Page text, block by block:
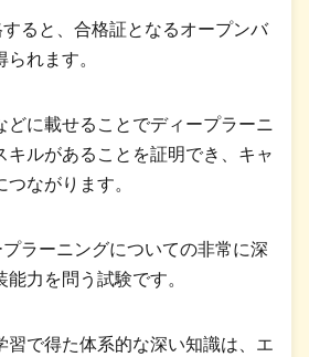
ると、合格証となるオープンバ
れます。
どに載せることでディープラーニ
キルがあることを証明でき、キャ
ながります。
ラーニングについての非常に深
力を問う試験です。
習で得た体系的な深い知識は、エ